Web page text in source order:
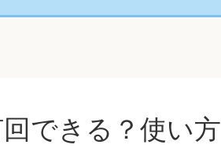
できる？使い方